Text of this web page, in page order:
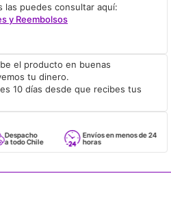
las puedes consultar aquí:
y Reembolsos
el producto en buenas
tu dinero.
10 días desde que recibes tus
Chile
Envíos en menos de 24
horas